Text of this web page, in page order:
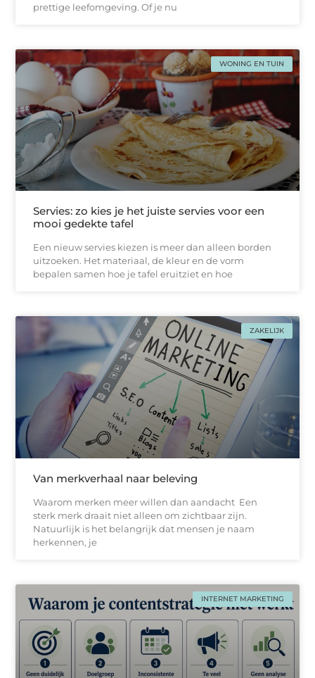
prettige leefomgeving. Of je nu
WONING EN TUIN
Servies: zo kies je het juiste servies voor een
mooi gedekte tafel
Een nieuw servies kiezen is meer dan alleen borden
uitzoeken. Het materiaal, de kleur en de vorm
bepalen samen hoe je tafel eruitziet en hoe
ZAKELIJK
Van merkverhaal naar beleving
Waarom merken meer willen dan aandacht Een
sterk merk draait niet alleen om zichtbaar zijn.
Natuurlijk is het belangrijk dat mensen je naam
herkennen, je
INTERNET MARKETING